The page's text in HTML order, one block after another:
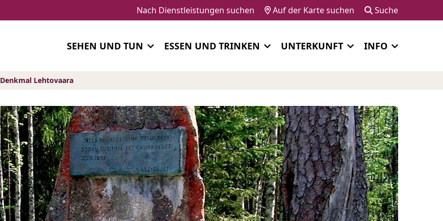
Nach Dienstleistungen suchen Auf der Karte suchen Suche
SEHEN UND TUN ESSEN UND TRINKEN UNTERKUNFT INFO
Denkmal Lehtovaara